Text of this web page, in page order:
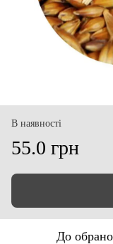
В наявності
55.0 грн
До